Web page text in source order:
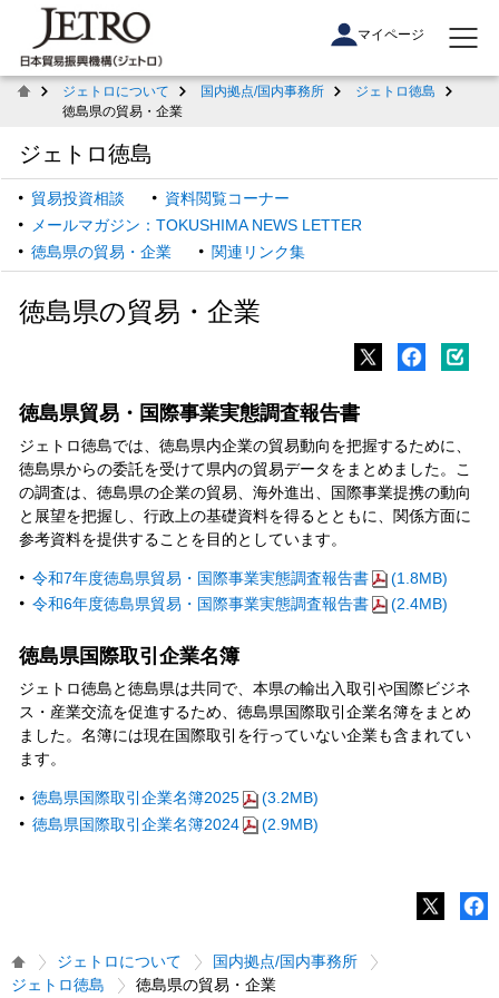
マイページ
ジェトロについて 国内拠点/国内事務所
ジェトロ徳島
徳島県の貿易・企業
ジェトロ徳島
貿易投資相談
資料閲覧コーナー
メールマガジン：TOKUSHIMA NEWS LETTER
徳島県の貿易・企業
関連リンク集
徳島県の貿易・企業
徳島県貿易・国際事業実態調査報告書
ジェトロ徳島では、徳島県内企業の貿易動向を把握するために、
徳島県からの委託を受けて県内の貿易データをまとめました。こ
の調査は、徳島県の企業の貿易、海外進出、国際事業提携の動向
と展望を把握し、行政上の基礎資料を得るとともに、関係方面に
参考資料を提供することを目的としています。
令和7年度徳島県貿易・国際事業実態調査報告書
(1.8MB)
令和6年度徳島県貿易・国際事業実態調査報告書
(2.4MB)
徳島県国際取引企業名簿
ジェトロ徳島と徳島県は共同で、本県の輸出入取引や国際ビジネ
ス・産業交流を促進するため、徳島県国際取引企業名簿をまとめ
ました。名簿には現在国際取引を行っていない企業も含まれてい
ます。
徳島県国際取引企業名簿2025
(3.2MB)
徳島県国際取引企業名簿2024
(2.9MB)
ジェトロについて
国内拠点/国内事務所
ジェトロ徳島
徳島県の貿易・企業